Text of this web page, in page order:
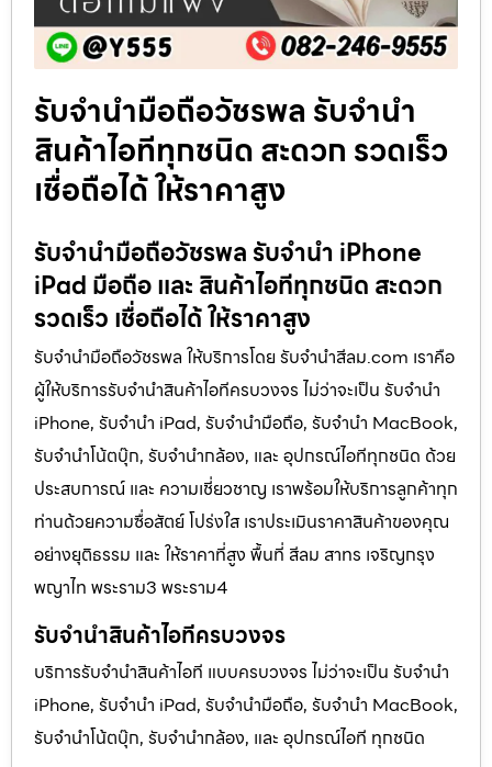
รับจำนำมือถือวัชรพล รับจำนำ
สินค้าไอทีทุกชนิด สะดวก รวดเร็ว
เชื่อถือได้ ให้ราคาสูง
รับจำนำมือถือวัชรพล รับจำนำ iPhone
iPad มือถือ และ สินค้าไอทีทุกชนิด สะดวก
รวดเร็ว เชื่อถือได้ ให้ราคาสูง
รับจำนำมือถือวัชรพล ให้บริการโดย รับจํานําสีลม.com เราคือ
ผู้ให้บริการรับจำนำสินค้าไอทีครบวงจร ไม่ว่าจะเป็น รับจำนำ
iPhone, รับจำนำ iPad, รับจำนำมือถือ, รับจำนำ MacBook,
รับจำนำโน้ตบุ๊ก, รับจำนำกล้อง, และ อุปกรณ์ไอทีทุกชนิด ด้วย
ประสบการณ์ และ ความเชี่ยวชาญ เราพร้อมให้บริการลูกค้าทุก
ท่านด้วยความซื่อสัตย์ โปร่งใส เราประเมินราคาสินค้าของคุณ
อย่างยุติธรรม และ ให้ราคาที่สูง พื้นที่ สีลม สาทร เจริญกรุง
พญาไท พระราม3 พระราม4
รับจำนำสินค้าไอทีครบวงจร
บริการรับจำนำสินค้าไอที แบบครบวงจร ไม่ว่าจะเป็น รับจำนำ
iPhone, รับจำนำ iPad, รับจำนำมือถือ, รับจำนำ MacBook,
รับจำนำโน้ตบุ๊ก, รับจำนำกล้อง, และ อุปกรณ์ไอที ทุกชนิด